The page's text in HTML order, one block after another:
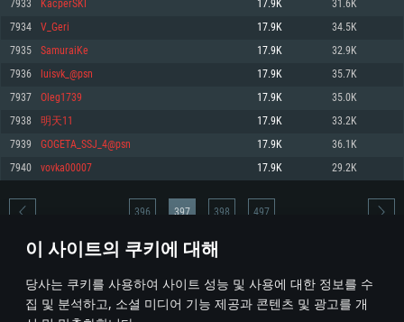
이 사이트의 쿠키에 대해
당사는 쿠키를 사용하여 사이트 성능 및 사용에 대한 정보를 수
집 및 분석하고, 소셜 미디어 기능 제공과 콘텐츠 및 광고를 개
여유 저장 공간: 22.1 GB (최소 클라이언트)
권장 사양
570 혹은 그 이상
여유 저장 공간: 62.2 GB (전체 클라이언트)
여유 저장 공간: 22.1 GB (최소 클라이언트)
권장 사양
네트워크: 브로드밴드 인터넷
여유 저장 공간: 62.2 GB (전체 클라이언트)
네트워크: 브로드밴드 인터넷
여유 저장 공간: 22.1 GB (최소 클라이언트)
권장 사양
운영체제: Ubuntu 20.04 64bit
프로세서: Intel Core i7
메모리: 16 GB
그래픽 카드: Vulkan 을 지원하고, 최신 그래픽 드라이버를 지원하는 NVIDIA
1060 (6개월 미만) 혹은 그와 동급의 성능을 가지며 최신 그래픽 드라이버를
지원하는 AMD RX 570 (6개월 미만; 최소사양 지원 해상도 720p) 이상
여유 저장 공간: 62.2 GB (전체 클라이언트)
7933 KacperSKI 17.9K 31.6K
7934 V_Geri 17.9K 34.5K
7935 SamuraiKe 17.9K 32.9K
7936 luisvk_@psn 17.9K 35.7K
7937 Oleg1739 17.9K 35.0K
7938 明天11 17.9K 33.2K
7939 GOGETA_SSJ_4@psn 17.9K 36.1K
7940 vovka00007 17.9K 29.2K
* 순위표는 매일 1회 갱신됩니다
396 397 398 497